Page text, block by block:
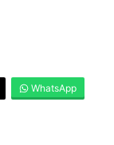
WhatsApp